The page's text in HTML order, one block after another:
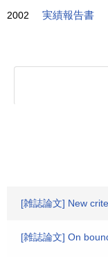
2002 実績報告書
[雑誌論文] New
[雑誌論文] On